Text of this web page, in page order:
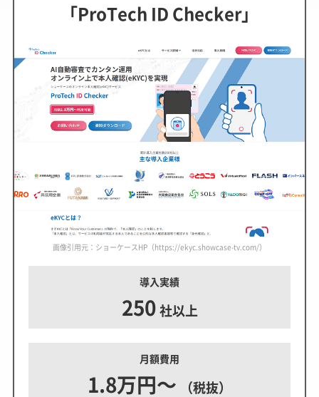
「ProTech ID Checker」
画像引用元：ショーケースHP（https://ekyc.showcase-tv.com/）
導入実績
250 社以上
月額費用
1.8万円～ （税抜）